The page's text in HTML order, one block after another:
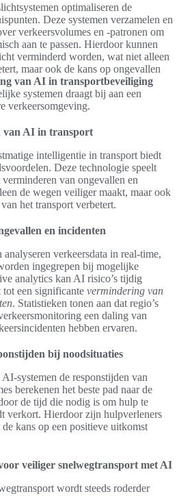
optimaliseren de
Deze systemen verzamelen en
verkeersvolumes en -patronen om
aan te passen. Hierdoor kunnen
verminderd worden, wat niet alleen
maar ook de kans op ongevallen
van AI in transportbeveiliging
systemen draagt bij aan een
verkeersomgeving.
van AI in transport
intelligentie in transport biedt
Deze technologie speelt
van ongevallen en
de wegen veiliger maakt, maar ook
het transport verbetert.
en incidenten
verkeersdata in real-time,
ingegrepen bij mogelijke
analytics kan AI risico’s tijdig
een significante vermindering van
. Statistieken tonen aan dat regio’s
een daling van
hebben ervaren.
bij noodsituaties
systemen de responstijden van
berekenen het beste pad naar de
de tijd die nodig is om hulp te
verkort. Hierdoor zijn hulpverleners
kans op een positieve uitkomst
veiliger snelwegtransport met AI
wordt steeds roderder